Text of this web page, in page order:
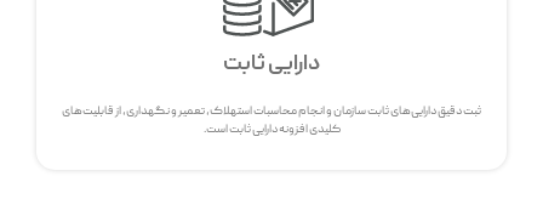
دارایی ثابت
ثبت دقیق دارایی‌های ثابت سازمان و انجام محاسبات استهلاک، تعمیر و نگهداری، از قابلیت‌های
کلیدی افزونه دارایی ثابت است.